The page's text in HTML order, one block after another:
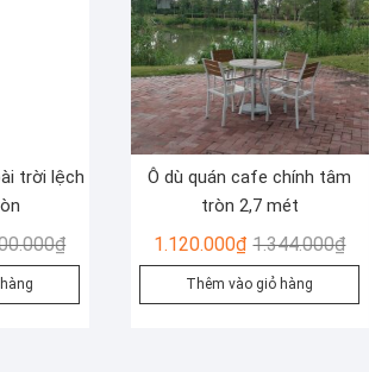
trời lệch
₫Giá
gốc
là:
Giá
hiện
tại
Ô dù quán cafe chính tâm
tròn 2,7 mét
1.344.000₫Giá
gốc
là:
1.120.000₫
Giá
hiện
tại
Thêm vào giỏ hàng